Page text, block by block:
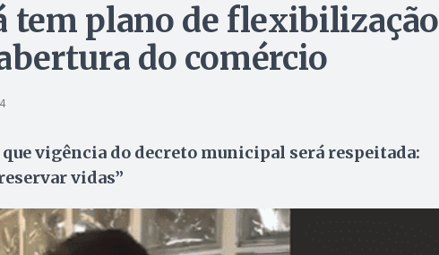
tem plano de flexibilização
do comércio
vigência do decreto municipal será respeitada:
vidas”